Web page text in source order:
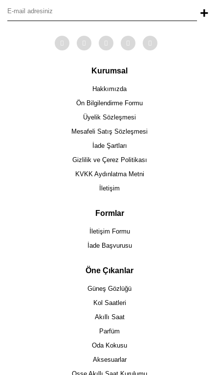
+
Kurumsal
Hakkımızda
Ön Bilgilendirme Formu
Üyelik Sözleşmesi
Mesafeli Satış Sözleşmesi
İade Şartları
Gizlilik ve Çerez Politikası
KVKK Aydınlatma Metni
İletişim
Formlar
İletişim Formu
İade Başvurusu
Öne Çıkanlar
Güneş Gözlüğü
Kol Saatleri
Akıllı Saat
Parfüm
Oda Kokusu
Aksesuarlar